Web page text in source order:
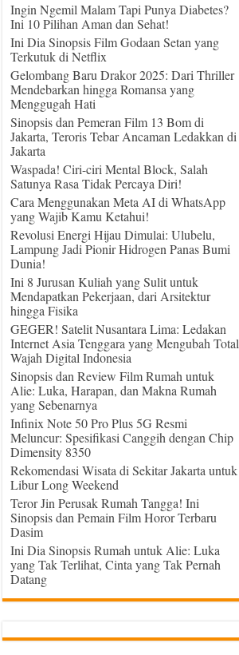
Ingin Ngemil Malam Tapi Punya Diabetes?
Ini 10 Pilihan Aman dan Sehat!
Ini Dia Sinopsis Film Godaan Setan yang
Terkutuk di Netflix
Gelombang Baru Drakor 2025: Dari Thriller
Mendebarkan hingga Romansa yang
Menggugah Hati
Sinopsis dan Pemeran Film 13 Bom di
Jakarta, Teroris Tebar Ancaman Ledakkan di
Jakarta
Waspada! Ciri-ciri Mental Block, Salah
Satunya Rasa Tidak Percaya Diri!
Cara Menggunakan Meta AI di WhatsApp
yang Wajib Kamu Ketahui!
Revolusi Energi Hijau Dimulai: Ulubelu,
Lampung Jadi Pionir Hidrogen Panas Bumi
Dunia!
Ini 8 Jurusan Kuliah yang Sulit untuk
Mendapatkan Pekerjaan, dari Arsitektur
hingga Fisika
GEGER! Satelit Nusantara Lima: Ledakan
Internet Asia Tenggara yang Mengubah Total
Wajah Digital Indonesia
Sinopsis dan Review Film Rumah untuk
Alie: Luka, Harapan, dan Makna Rumah
yang Sebenarnya
Infinix Note 50 Pro Plus 5G Resmi
Meluncur: Spesifikasi Canggih dengan Chip
Dimensity 8350
Rekomendasi Wisata di Sekitar Jakarta untuk
Libur Long Weekend
Teror Jin Perusak Rumah Tangga! Ini
Sinopsis dan Pemain Film Horor Terbaru
Dasim
Ini Dia Sinopsis Rumah untuk Alie: Luka
yang Tak Terlihat, Cinta yang Tak Pernah
Datang